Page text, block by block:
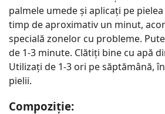
palmele umede și aplicați pe
timp de aproximativ un minut,
specială zonelor cu probleme.
de 1-3 minute. Clătiți bine cu apă
Utilizați de 1-3 ori pe săptămână,
pielii.
Compoziție: